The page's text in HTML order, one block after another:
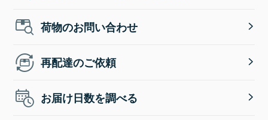
荷物のお問い合わせ
再配達のご依頼
お届け日数を調べる